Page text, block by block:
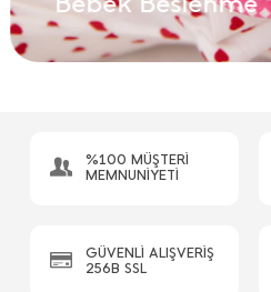
%100 MÜŞTERİ
MEMNUNİYETİ
GÜVENLİ ALIŞVERİŞ
256B SSL